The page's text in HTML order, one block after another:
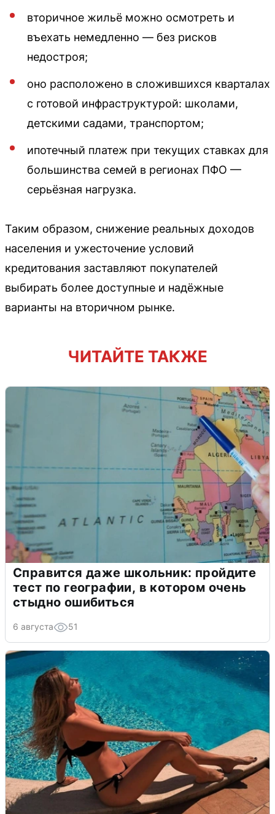
вторичное жильё можно осмотреть и
въехать немедленно — без рисков
недостроя;
оно расположено в сложившихся кварталах
с готовой инфраструктурой: школами,
детскими садами, транспортом;
ипотечный платеж при текущих ставках для
большинства семей в регионах ПФО —
серьёзная нагрузка.
Таким образом, снижение реальных доходов
населения и ужесточение условий
кредитования заставляют покупателей
выбирать более доступные и надёжные
варианты на вторичном рынке.
ЧИТАЙТЕ ТАКЖЕ
Справится даже школьник: пройдите
тест по географии, в котором очень
стыдно ошибиться
6 августа 51